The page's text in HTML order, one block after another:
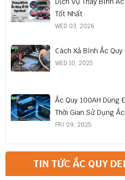
Tốt Nhất
WED 03, 2026
Cách Xả Bình Ắc
WED 10, 2025
Ắc Quy 100AH Dùng
Thời Gian Sử Dụng
FRI 09, 2025
TIN TỨC ẮC QUY